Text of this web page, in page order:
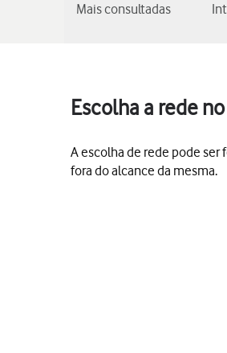
Mais consultadas
Escolha a rede
A escolha de rede pode
fora do alcance da mesma.